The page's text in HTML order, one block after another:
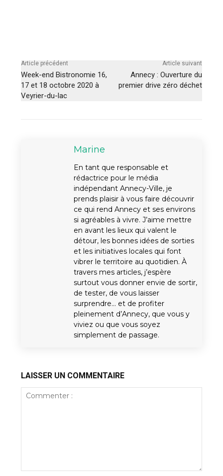
Article précédent
Week-end Bistronomie 16,
17 et 18 octobre 2020 à
Veyrier-du-lac
Article suivant
Annecy : Ouverture du
premier drive zéro déchet
Marine
En tant que responsable et
rédactrice pour le média
indépendant Annecy-Ville, je
prends plaisir à vous faire découvrir
ce qui rend Annecy et ses environs
si agréables à vivre. J’aime mettre
en avant les lieux qui valent le
détour, les bonnes idées de sorties
et les initiatives locales qui font
vibrer le territoire au quotidien. À
travers mes articles, j’espère
surtout vous donner envie de sortir,
de tester, de vous laisser
surprendre… et de profiter
pleinement d’Annecy, que vous y
viviez ou que vous soyez
simplement de passage.
LAISSER UN COMMENTAIRE